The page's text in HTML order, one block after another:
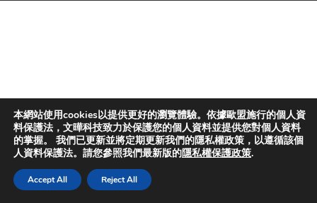
本網站使用cookies以提供更好的瀏覽體驗。依據歐盟施行的個人資
料保護法，文曄科技致力於保護您的個人資料並提供您對個人資料
的掌握。 我們已更新並將定期更新我們的隱私權政策，以遵循該個
人資料保護法。請您參照我們最新版的隱私權保護政策.
Accept All Reject All